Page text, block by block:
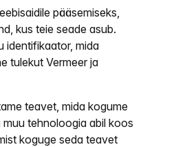
pääsemiseks,
kus teie seade asub.
identifikaator, mida
tulekut Vermeer ja
teavet, mida kogume
muu tehnoloogia abil koos
koguge seda teavet